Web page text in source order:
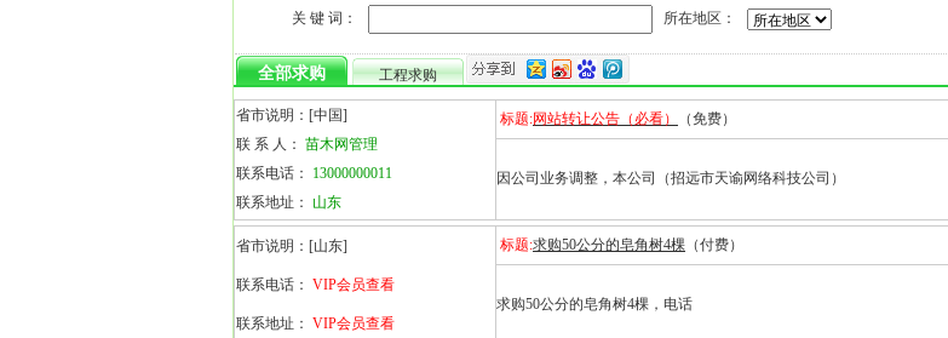
关 键 词： 所在地区：
全部求购 工程求购
省市说明： [中国]
联 系 人： 苗木网管理
联系电话：
13000000011
联系地址：
山东
标题:网站转让公告（必看） （免费）
因公司业务调整，本公司（招远市天谕网络科技公司）
省市说明： [山东]
联系电话： VIP会员查看
联系地址： VIP会员查看
标题:求购50公分的皂角树4棵 （付费）
求购50公分的皂角树4棵，电话